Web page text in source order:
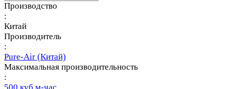
Производство
:
Китай
Производитель
:
Pure-Air (Китай)
Максимальная производительность
: